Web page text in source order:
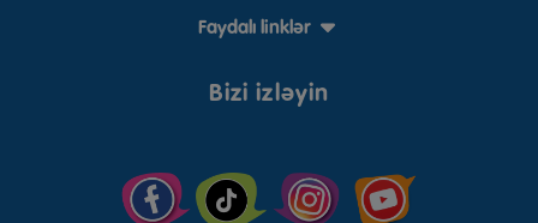
Faydalı linklər
Bizi izləyin